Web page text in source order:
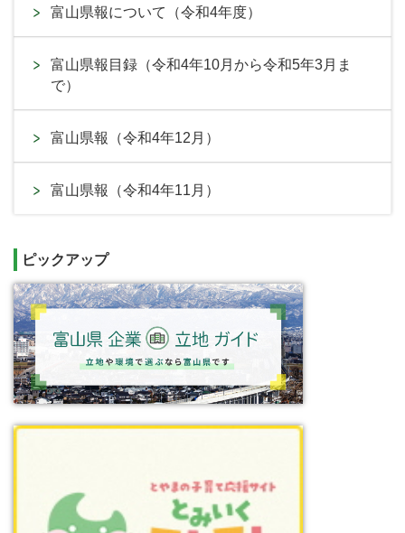
富山県報について（令和4年度）
富山県報目録（令和4年10月から令和5年3月ま
で）
富山県報（令和4年12月）
富山県報（令和4年11月）
ピックアップ